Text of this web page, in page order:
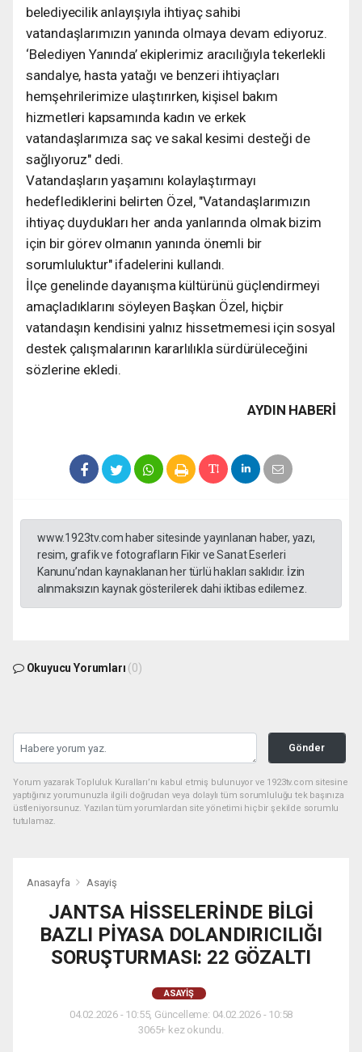
belediyecilik anlayışıyla ihtiyaç sahibi
vatandaşlarımızın yanında olmaya devam ediyoruz.
‘Belediyen Yanında’ ekiplerimiz aracılığıyla tekerlekli
sandalye, hasta yatağı ve benzeri ihtiyaçları
hemşehrilerimize ulaştırırken, kişisel bakım
hizmetleri kapsamında kadın ve erkek
vatandaşlarımıza saç ve sakal kesimi desteği de
sağlıyoruz" dedi.
Vatandaşların yaşamını kolaylaştırmayı
hedeflediklerini belirten Özel, "Vatandaşlarımızın
ihtiyaç duydukları her anda yanlarında olmak bizim
için bir görev olmanın yanında önemli bir
sorumluluktur" ifadelerini kullandı.
İlçe genelinde dayanışma kültürünü güçlendirmeyi
amaçladıklarını söyleyen Başkan Özel, hiçbir
vatandaşın kendisini yalnız hissetmemesi için sosyal
destek çalışmalarının kararlılıkla sürdürüleceğini
sözlerine ekledi.
AYDIN HABERİ
www.1923tv.com haber sitesinde yayınlanan haber, yazı,
resim, grafik ve fotografların Fikir ve Sanat Eserleri
Kanunu’ndan kaynaklanan her türlü hakları saklıdır. İzin
alınmaksızın kaynak gösterilerek dahi iktibas edilemez.
Okuyucu Yorumları (0)
Gönder
Yorum yazarak Topluluk Kuralları’nı kabul etmiş bulunuyor ve 1923tv.com sitesine
yaptığınız yorumunuzla ilgili doğrudan veya dolaylı tüm sorumluluğu tek başınıza
üstleniyorsunuz. Yazılan tüm yorumlardan site yönetimi hiçbir şekilde sorumlu
tutulamaz.
Anasayfa Asayiş
JANTSA HİSSELERİNDE BİLGİ
BAZLI PİYASA DOLANDIRICILIĞI
SORUŞTURMASI: 22 GÖZALTI
ASAYIŞ
04.02.2026 - 10:55, Güncelleme: 04.02.2026 - 10:58
3065+ kez okundu.